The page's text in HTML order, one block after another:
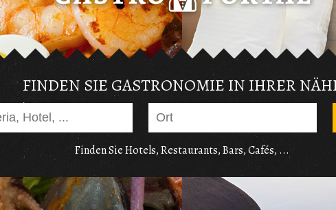
FINDEN SIE GASTRONOMIE IN IHRER
Finden Sie Hotels, Restaurants, Bars, Cafés, ...